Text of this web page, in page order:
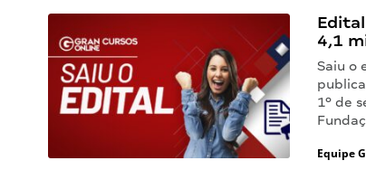
4,1
Saiu o
1º de
Equipe